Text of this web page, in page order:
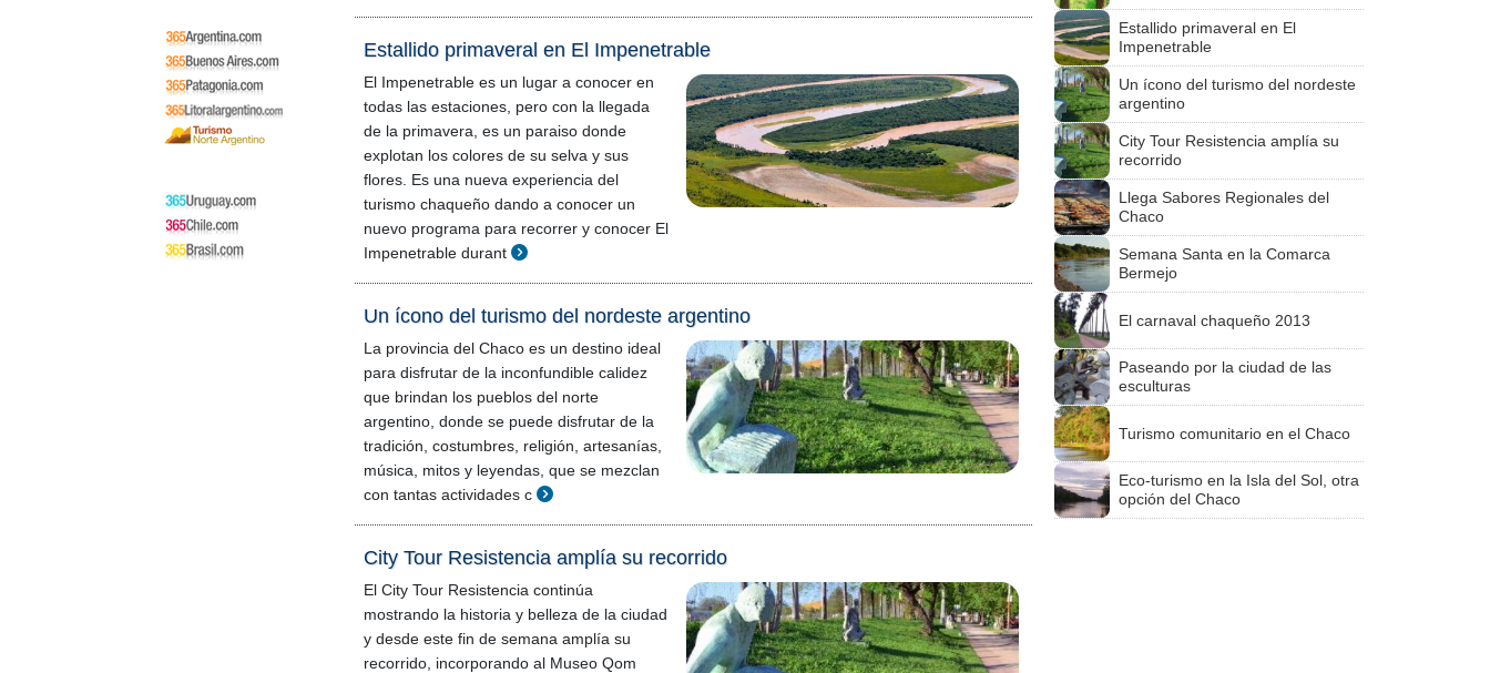
Estallido primaveral en El Impenetrable
El Impenetrable es un lugar a conocer en
todas las estaciones, pero con la llegada
de la primavera, es un paraiso donde
explotan los colores de su selva y sus
flores. Es una nueva experiencia del
turismo chaqueño dando a conocer un
nuevo programa para recorrer y conocer El
Impenetrable durant
Un ícono del turismo del nordeste argentino
La provincia del Chaco es un destino ideal
para disfrutar de la inconfundible calidez
que brindan los pueblos del norte
argentino, donde se puede disfrutar de la
tradición, costumbres, religión, artesanías,
música, mitos y leyendas, que se mezclan
con tantas actividades c
City Tour Resistencia amplía su recorrido
El City Tour Resistencia continúa
mostrando la historia y belleza de la ciudad
y desde este fin de semana amplía su
recorrido, incorporando al Museo Qom
Estallido primaveral en El
Impenetrable
Un ícono del turismo del nordeste
argentino
City Tour Resistencia amplía su
recorrido
Llega Sabores Regionales del
Chaco
Semana Santa en la Comarca
Bermejo
El carnaval chaqueño 2013
Paseando por la ciudad de las
esculturas
Turismo comunitario en el Chaco
Eco-turismo en la Isla del Sol, otra
opción del Chaco